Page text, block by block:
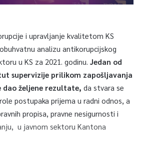
i upravljanje kvalitetom KS
analizu antikorupcijskog
u KS za 2021. godinu. Jedan od
supervizije prilikom zapošljavanja
dao željene rezultate, da stvara se
postupaka prijema u radni odnos, a
propisa, pravne nesigurnosti i
u javnom sektoru Kantona